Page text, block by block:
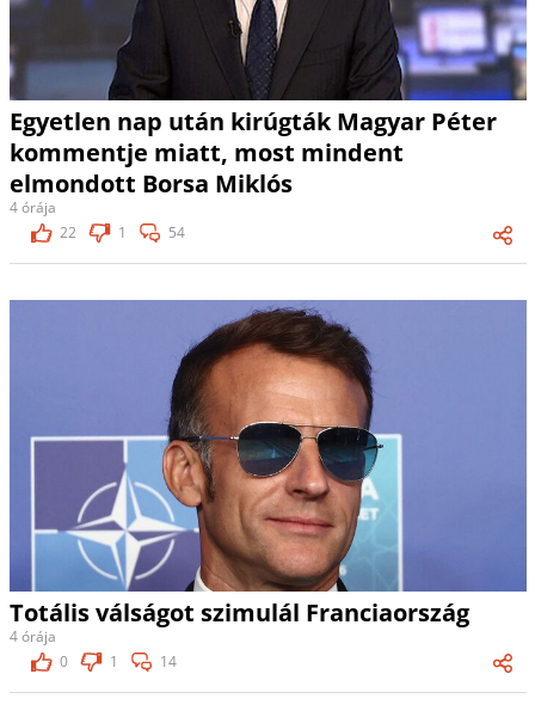
Egyetlen nap után kirúgták Magyar Péter
kommentje miatt, most mindent
elmondott Borsa Miklós
4 órája
22
1 54
Totális válságot szimulál Franciaország
4 órája
0
1 14